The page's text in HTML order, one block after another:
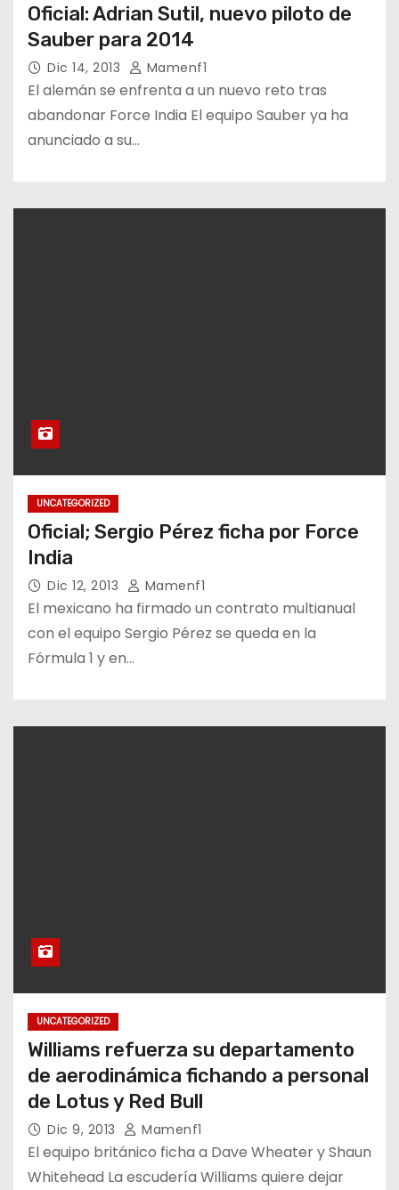
Oficial: Adrian Sutil, nuevo piloto de
Sauber para 2014
Dic 14, 2013 Mamenf1
El alemán se enfrenta a un nuevo reto tras
abandonar Force India El equipo Sauber ya ha
anunciado a su…
UNCATEGORIZED
Oficial; Sergio Pérez ficha por Force
India
Dic 12, 2013 Mamenf1
El mexicano ha firmado un contrato multianual
con el equipo Sergio Pérez se queda en la
Fórmula 1 y en…
UNCATEGORIZED
Williams refuerza su departamento
de aerodinámica fichando a personal
de Lotus y Red Bull
Dic 9, 2013 Mamenf1
El equipo británico ficha a Dave Wheater y Shaun
Whitehead La escudería Williams quiere dejar